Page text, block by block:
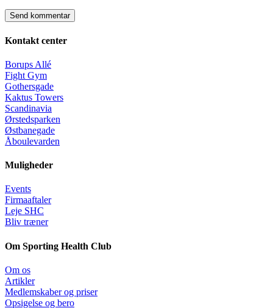
Kontakt center
Borups Allé
Fight Gym
Gothersgade
Kaktus Towers
Scandinavia
Ørstedsparken
Østbanegade
Åboulevarden
Muligheder
Events
Firmaaftaler
Leje SHC
Bliv træner
Om Sporting Health Club
Om os
Artikler
Medlemskaber og priser
Opsigelse og bero